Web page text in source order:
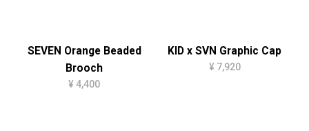
SEVEN Orange Beaded
Brooch
¥ 4,400
KID x SVN Graphic Cap
¥ 7,920